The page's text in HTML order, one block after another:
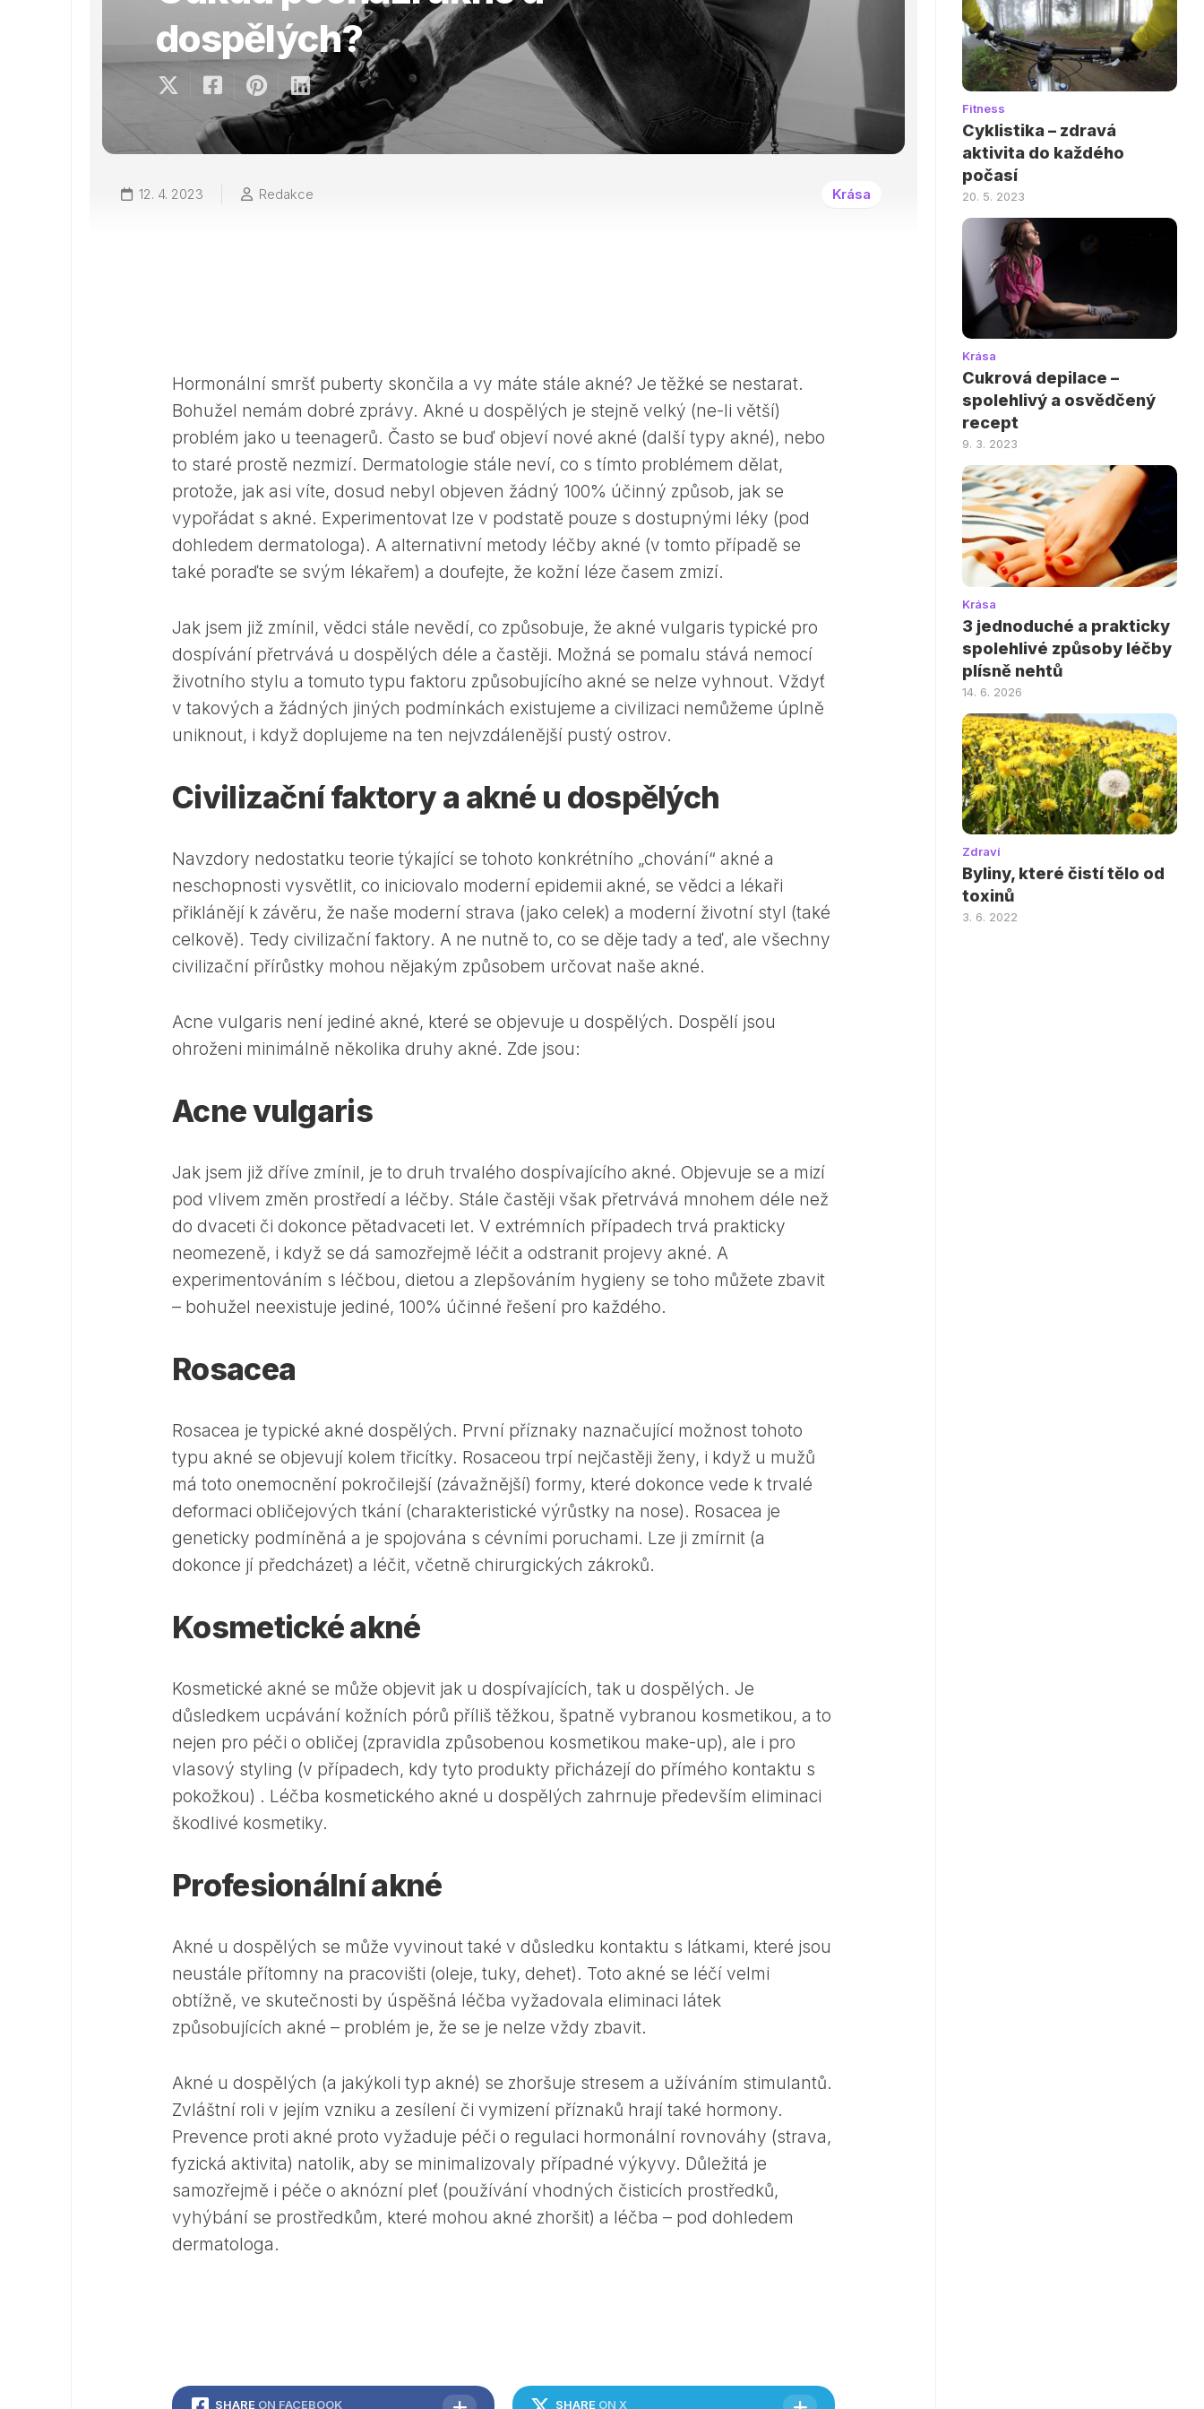
dospělých?
12. 4. 2023 Redakce Krása
Hormonální smršť puberty skončila a vy máte stále akné? Je těžké se nestarat.
Bohužel nemám dobré zprávy. Akné u dospělých je stejně velký (ne-li větší)
problém jako u teenagerů. Často se buď objeví nové akné (další typy akné), nebo
to staré prostě nezmizí. Dermatologie stále neví, co s tímto problémem dělat,
protože, jak asi víte, dosud nebyl objeven žádný 100% účinný způsob, jak se
vypořádat s akné. Experimentovat lze v podstatě pouze s dostupnými léky (pod
dohledem dermatologa). A alternativní metody léčby akné (v tomto případě se
také poraďte se svým lékařem) a doufejte, že kožní léze časem zmizí.
Jak jsem již zmínil, vědci stále nevědí, co způsobuje, že akné vulgaris typické pro
dospívání přetrvává u dospělých déle a častěji. Možná se pomalu stává nemocí
životního stylu a tomuto typu faktoru způsobujícího akné se nelze vyhnout. Vždyť
v takových a žádných jiných podmínkách existujeme a civilizaci nemůžeme úplně
uniknout, i když doplujeme na ten nejvzdálenější pustý ostrov.
Civilizační faktory a akné u dospělých
Navzdory nedostatku teorie týkající se tohoto konkrétního „chování“ akné a
neschopnosti vysvětlit, co iniciovalo moderní epidemii akné, se vědci a lékaři
přiklánějí k závěru, že naše moderní strava (jako celek) a moderní životní styl (také
celkově). Tedy civilizační faktory. A ne nutně to, co se děje tady a teď, ale všechny
civilizační přírůstky mohou nějakým způsobem určovat naše akné.
Acne vulgaris není jediné akné, které se objevuje u dospělých. Dospělí jsou
ohroženi minimálně několika druhy akné. Zde jsou:
Acne vulgaris
Jak jsem již dříve zmínil, je to druh trvalého dospívajícího akné. Objevuje se a mizí
pod vlivem změn prostředí a léčby. Stále častěji však přetrvává mnohem déle než
do dvaceti či dokonce pětadvaceti let. V extrémních případech trvá prakticky
neomezeně, i když se dá samozřejmě léčit a odstranit projevy akné. A
experimentováním s léčbou, dietou a zlepšováním hygieny se toho můžete zbavit
– bohužel neexistuje jediné, 100% účinné řešení pro každého.
Rosacea
Rosacea je typické akné dospělých. První příznaky naznačující možnost tohoto
typu akné se objevují kolem třicítky. Rosaceou trpí nejčastěji ženy, i když u mužů
má toto onemocnění pokročilejší (závažnější) formy, které dokonce vede k trvalé
deformaci obličejových tkání (charakteristické výrůstky na nose). Rosacea je
geneticky podmíněná a je spojována s cévními poruchami. Lze ji zmírnit (a
dokonce jí předcházet) a léčit, včetně chirurgických zákroků.
Kosmetické akné
Kosmetické akné se může objevit jak u dospívajících, tak u dospělých. Je
důsledkem ucpávání kožních pórů příliš těžkou, špatně vybranou kosmetikou, a to
nejen pro péči o obličej (zpravidla způsobenou kosmetikou make-up), ale i pro
vlasový styling (v případech, kdy tyto produkty přicházejí do přímého kontaktu s
pokožkou) . Léčba kosmetického akné u dospělých zahrnuje především eliminaci
škodlivé kosmetiky.
Profesionální akné
Akné u dospělých se může vyvinout také v důsledku kontaktu s látkami, které jsou
neustále přítomny na pracovišti (oleje, tuky, dehet). Toto akné se léčí velmi
obtížně, ve skutečnosti by úspěšná léčba vyžadovala eliminaci látek
způsobujících akné – problém je, že se je nelze vždy zbavit.
Akné u dospělých (a jakýkoli typ akné) se zhoršuje stresem a užíváním stimulantů.
Zvláštní roli v jejím vzniku a zesílení či vymizení příznaků hrají také hormony.
Prevence proti akné proto vyžaduje péči o regulaci hormonální rovnováhy (strava,
fyzická aktivita) natolik, aby se minimalizovaly případné výkyvy. Důležitá je
samozřejmě i péče o aknózní pleť (používání vhodných čisticích prostředků,
vyhýbání se prostředkům, které mohou akné zhoršit) a léčba – pod dohledem
dermatologa.
SHARE ON FACEBOOK SHARE ON X
Fitness
Cyklistika – zdravá
aktivita do každého
počasí
20. 5. 2023
Krása
Cukrová depilace –
spolehlivý a osvědčený
recept
9. 3. 2023
Krása
3 jednoduché a prakticky
spolehlivé způsoby léčby
plísně nehtů
14. 6. 2026
Zdraví
Byliny, které čistí tělo od
toxinů
3. 6. 2022